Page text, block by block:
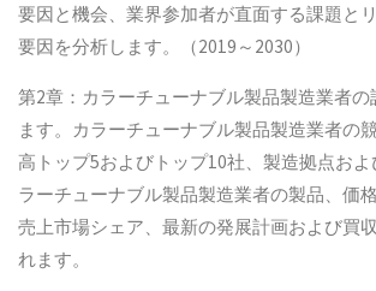
要因と機会、業界参加者が直面する課題と
要因を分析します。（2019～2030）
第2章：カラーチューナブル製品製造業者
ます。カラーチューナブル製品製造業者の
高トップ5およびトップ10社、製造拠点お
ラーチューナブル製品製造業者の製品、価
売上市場シェア、最新の発展計画および買
れます。